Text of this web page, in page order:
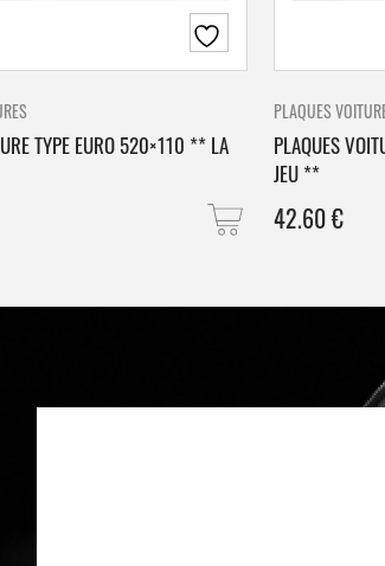
TYPE EURO 520×110 ** LA
PLAQUES
PLAQUES
JEU **
42.60€